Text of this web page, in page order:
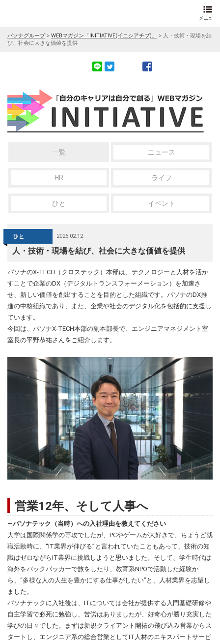
パソナグループ> WEBマガジン「INITIATIVE(イニシアチブ)」 > 人・技術・現場を結
び、社会に大きな価値を提供
一覧 ニュース
HR ライフ
ひと イベント
2026.02.12
人・技術・現場を結び、社会に大きな価値を提供
パソナのX-TECH（クロステック）本部は、テクノロジーと人材を活か
すことで企業のDX（デジタルトランスフォーメーション）を加速さ
せ、新しい価値を創出することを目的とした組織です。パソナのDX推
進の中核組織であり、また、企業や社会のデジタル化を包括的に支援し
ています。
今回は、パソナX-TECH本部の副本部長で、エンジニアマネジメント室
室長の平野恭祐さんをご紹介します。
営業12年、そして人事へ
―パソナテック（当時）への入社理由を教えてください
大学は国際関係学の専攻でしたが、PCやゲームが大好きで、ちょうど就
職活動時に、“IT業界が伸びる”と言われていたこともあって、技術の知
識はゼロながらIT業界に挑戦しようと思いました。そして、学生時代は
海外をバックパッカーで旅をしたり、教育系NPOで活動した経験か
ら、“多様な人の人生を豊かにする仕事がしたい”と、人材業界を志望し
ました。
パソナテックに入社後は、ITについては会社が提供する入門基礎研修や
自主学習で必死に勉強し、苦労はありましたが、好奇心が勝り充実した
学びの日々でした。まずは新規クライアント開拓の飛び込み営業からス
タートし、エンジニア系の総合営業としてIT人材のエキスパートサービ